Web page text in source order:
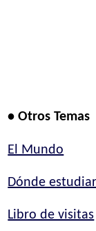
• Otros Temas
El Mundo
Dónde estudiar
Libro de visitas